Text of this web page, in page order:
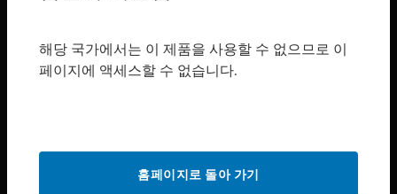
toggle view
서비스
해당 국가에서는 이 제품을 사용할 수 없으므로 이
페이지에 액세스할 수 없습니다.
홈페이지로 돌아 가기